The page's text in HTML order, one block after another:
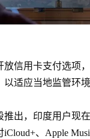
信用卡支付选项
适应当地监管环
出，印度用户现
、Apple